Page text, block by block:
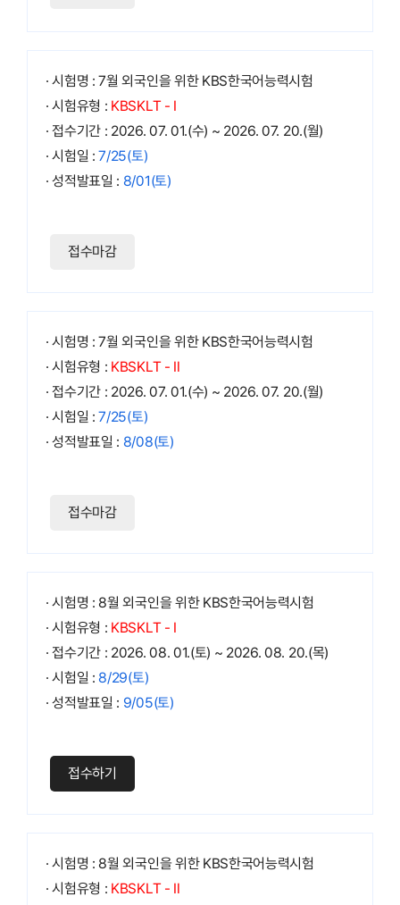
· 시험명 : 7월 외국인을 위한 KBS한국어능력시험
· 시험유형 : KBSKLT - Ⅰ
· 접수기간 : 2026. 07. 01.(수) ~ 2026. 07. 20.(월)
· 시험일 :7/25(토)
· 성적발표일 : 8/01(토)
접수마감
· 시험명 : 7월 외국인을 위한 KBS한국어능력시험
· 시험유형 : KBSKLT - Ⅱ
· 접수기간 : 2026. 07. 01.(수) ~ 2026. 07. 20.(월)
· 시험일 :7/25(토)
· 성적발표일 : 8/08(토)
접수마감
· 시험명 : 8월 외국인을 위한 KBS한국어능력시험
· 시험유형 : KBSKLT - Ⅰ
· 접수기간 : 2026. 08. 01.(토) ~ 2026. 08. 20.(목)
· 시험일 : 8/29(토)
· 성적발표일 : 9/05(토)
접수하기
· 시험명 : 8월 외국인을 위한 KBS한국어능력시험
· 시험유형 : KBSKLT - Ⅱ